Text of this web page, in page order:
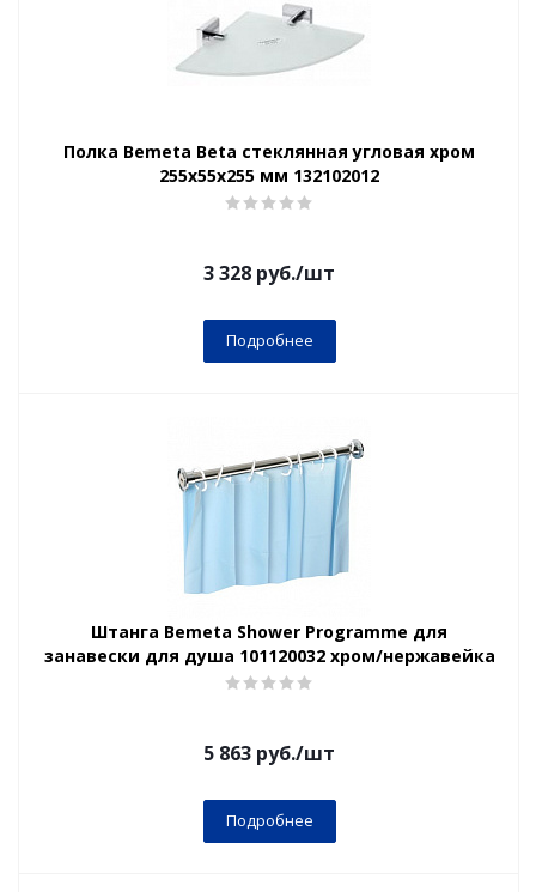
Полка Bemeta Beta стеклянная угловая хром
255x55x255 мм 132102012
3 328 руб./шт
Подробнее
Штанга Bemeta Shower Programme для
занавески для душа 101120032 хром/нержавейка
5 863 руб./шт
Подробнее